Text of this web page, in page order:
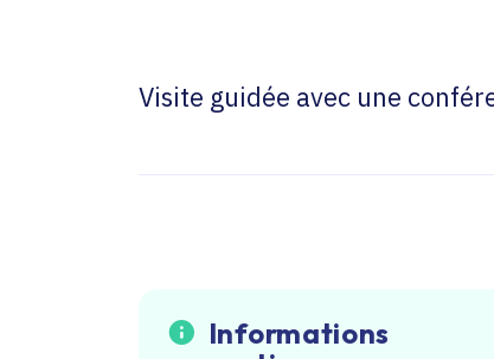
Visite guidée avec une
Informations